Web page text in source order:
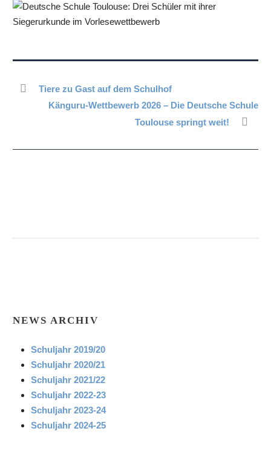
Tiere zu Gast auf dem Schulhof
Känguru-Wettbewerb 2026 – Die Deutsche Schule
Toulouse springt weit!
NEWS ARCHIV
Schuljahr 2019/20
Schuljahr 2020/21
Schuljahr 2021/22
Schuljahr 2022-23
Schuljahr 2023-24
Schuljahr 2024-25